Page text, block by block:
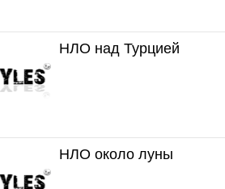
НЛО над Турцией
НЛО около луны